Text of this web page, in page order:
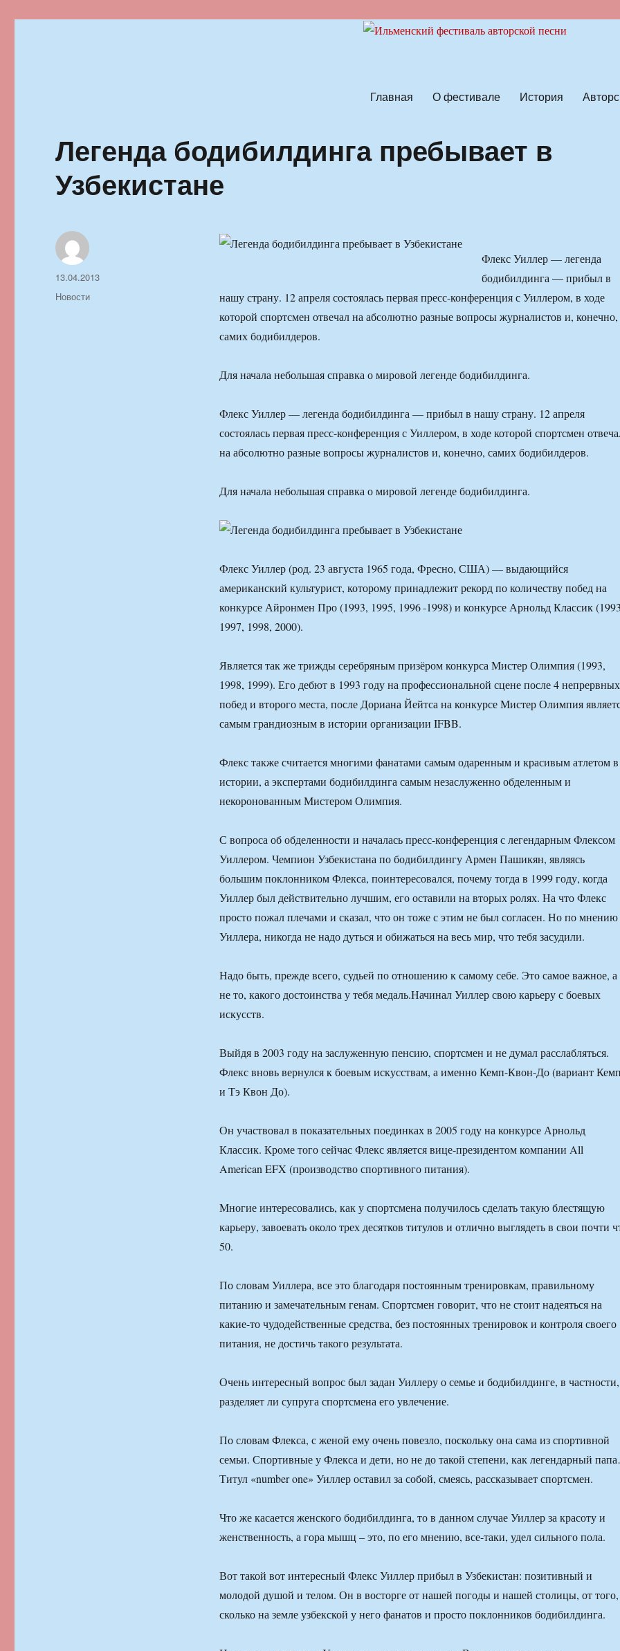
Главная О фестивале История
Легенда бодибилдинга пребывает в
Узбекистане
Флекс Уиллер — легенда
бодибилдинга — прибыл в
нашу страну. 12 апреля состоялась первая пресс-конференция с Уиллером, в ходе
которой спортсмен отвечал на абсолютно разные вопросы журналистов и, конечно,
самих бодибилдеров.
Для начала небольшая справка о мировой легенде бодибилдинга.
Флекс Уиллер — легенда бодибилдинга — прибыл в нашу страну. 12 апреля
состоялась первая пресс-конференция с Уиллером, в ходе которой спортсмен
на абсолютно разные вопросы журналистов и, конечно, самих бодибилдеров.
Для начала небольшая справка о мировой легенде бодибилдинга.
Флекс Уиллер (род. 23 августа 1965 года, Фресно, США) — выдающийся
американский культурист, которому принадлежит рекорд по количеству побед на
конкурсе Айронмен Про (1993, 1995, 1996 -1998) и конкурсе Арнольд Классик
1997, 1998, 2000).
Является так же трижды серебряным призёром конкурса Мистер Олимпия (1993,
1998, 1999). Его дебют в 1993 году на профессиональной сцене после 4 непрервных
побед и второго места, после Дориана Йейтса на конкурсе Мистер Олимпия
самым грандиозным в истории организации IFBB.
Флекс также считается многими фанатами самым одаренным и красивым атлетом в
истории, а экспертами бодибилдинга самым незаслуженно обделенным и
некоронованным Мистером Олимпия.
С вопроса об обделенности и началась пресс-конференция с легендарным Флексом
Уиллером. Чемпион Узбекистана по бодибилдингу Армен Пашикян, являясь
большим поклонником Флекса, поинтересовался, почему тогда в 1999 году, когда
Уиллер был действительно лучшим, его оставили на вторых ролях. На что Флекс
просто пожал плечами и сказал, что он тоже с этим не был согласен. Но по мнению
Уиллера, никогда не надо дуться и обижаться на весь мир, что тебя засудили.
Надо быть, прежде всего, судьей по отношению к самому себе. Это самое важное, а
не то, какого достоинства у тебя медаль.Начинал Уиллер свою карьеру с боевых
искусств.
Выйдя в 2003 году на заслуженную пенсию, спортсмен и не думал расслабляться.
Флекс вновь вернулся к боевым искусствам, а именно Кемп-Квон-До (вариант
и Тэ Квон До).
Он участвовал в показательных поединках в 2005 году на конкурсе Арнольд
Классик. Кроме того сейчас Флекс является вице-президентом компании All
American EFX (производство спортивного питания).
Многие интересовались, как у спортсмена получилось сделать такую блестящую
карьеру, завоевать около трех десятков титулов и отлично выглядеть в свои почти
50.
По словам Уиллера, все это благодаря постоянным тренировкам, правильному
питанию и замечательным генам. Спортсмен говорит, что не стоит надеяться на
какие-то чудодейственные средства, без постоянных тренировок и контроля своего
питания, не достичь такого результата.
Очень интересный вопрос был задан Уиллеру о семье и бодибилдинге, в частности,
разделяет ли супруга спортсмена его увлечение.
По словам Флекса, с женой ему очень повезло, поскольку она сама из спортивной
семьи. Спортивные у Флекса и дети, но не до такой степени, как легендарный
Титул «number one» Уиллер оставил за собой, смеясь, рассказывает спортсмен.
Что же касается женского бодибилдинга, то в данном случае Уиллер за красоту и
женственность, а гора мышц – это, по его мнению, все-таки, удел сильного пола.
Вот такой вот интересный Флекс Уиллер прибыл в Узбекистан: позитивный и
молодой душой и телом. Он в восторге от нашей погоды и нашей столицы, от того,
сколько на земле узбекской у него фанатов и просто поклонников бодибилдинга.
Автор
Опубликовано
13.04.2013
Рубрики
Новости